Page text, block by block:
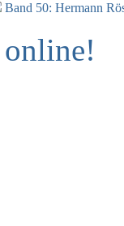
Band 50: Hermann